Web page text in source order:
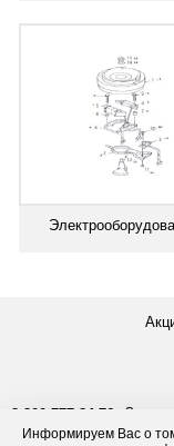
Информируем Вас о
8-800-777-84-76 Звонки